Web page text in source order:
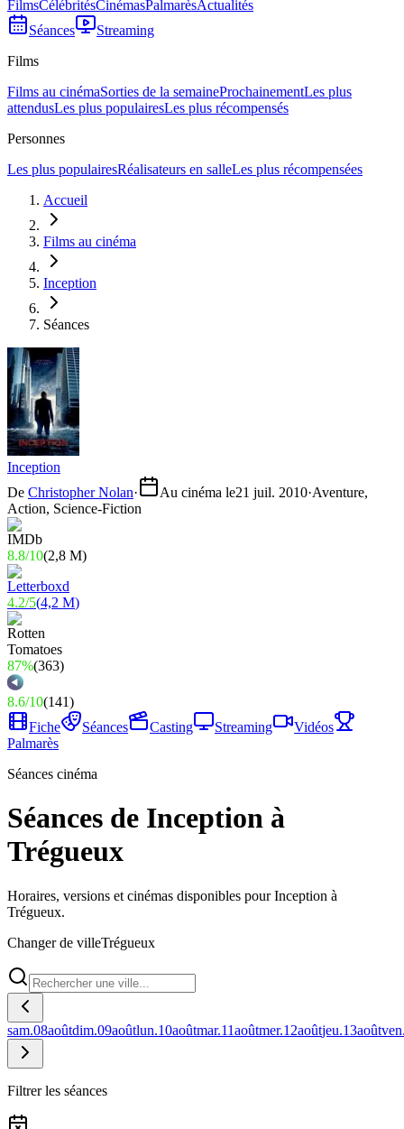
FilmsCélébritésCinémasPalmarèsActualités
Séances
Streaming
Films
Films au cinémaSorties de la semaineProchainementLes plus
attendusLes plus populairesLes plus récompensés
Personnes
Les plus populairesRéalisateurs en salleLes plus récompensées
Accueil
Films au cinéma
Inception
Séances
Inception
De Christopher Nolan· Au cinéma le21 juil. 2010·Aventure,
Action, Science-Fiction
8.8/10(2,8 M)
4.2/5(4,2 M)
87%(363)
8.6/10(141)
Fiche
Séances Casting Streaming
Vidéos
Palmarès
Séances cinéma
Séances de Inception à
Trégueux
Horaires, versions et cinémas disponibles pour Inception à
Trégueux.
Changer de villeTrégueux
sam.08aoûtdim.09aoûtlun.10aoûtmar.11aoûtmer.12aoûtjeu.13août
Filtrer les séances